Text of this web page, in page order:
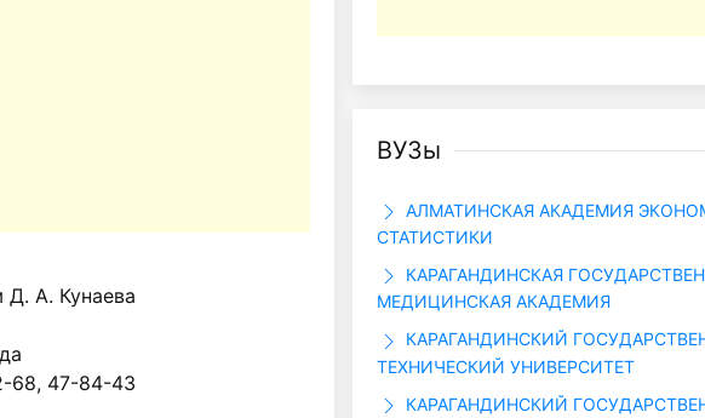
Д. А. Кунаева
68, 47-84-43
ВУЗы
АЛМАТИНСКАЯ АКАДЕМИЯ
СТАТИСТИКИ
КАРАГАНДИНСКАЯ
МЕДИЦИНСКАЯ АКАДЕМИЯ
КАРАГАНДИНСКИЙ
ТЕХНИЧЕСКИЙ УНИВЕРСИТЕТ
КАРАГАНДИНСКИЙ